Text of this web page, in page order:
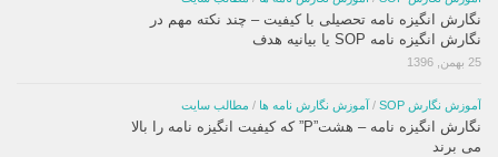
نگارش انگیزه نامه تحصیلی با کیفیت – چند نکته مهم در
نگارش انگیزه نامه SOP یا بیانیه هدف
25 بهمن, 1396
آموزش نگارش SOP / آموزش نگارش نامه ها / مطالب سایت
نگارش انگیزه نامه – هشت”P” که کیفیت انگیزه نامه را بالا
می برند